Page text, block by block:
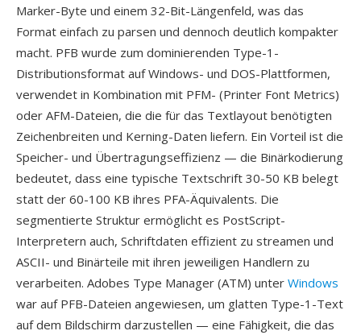
Marker-Byte und einem 32-Bit-Längenfeld, was das
Format einfach zu parsen und dennoch deutlich kompakter
macht. PFB wurde zum dominierenden Type-1-
Distributionsformat auf Windows- und DOS-Plattformen,
verwendet in Kombination mit PFM- (Printer Font Metrics)
oder AFM-Dateien, die die für das Textlayout benötigten
Zeichenbreiten und Kerning-Daten liefern. Ein Vorteil ist die
Speicher- und Übertragungseffizienz — die Binärkodierung
bedeutet, dass eine typische Textschrift 30-50 KB belegt
statt der 60-100 KB ihres PFA-Äquivalents. Die
segmentierte Struktur ermöglicht es PostScript-
Interpretern auch, Schriftdaten effizient zu streamen und
ASCII- und Binärteile mit ihren jeweiligen Handlern zu
verarbeiten. Adobes Type Manager (ATM) unter Windows
war auf PFB-Dateien angewiesen, um glatten Type-1-Text
auf dem Bildschirm darzustellen — eine Fähigkeit, die das